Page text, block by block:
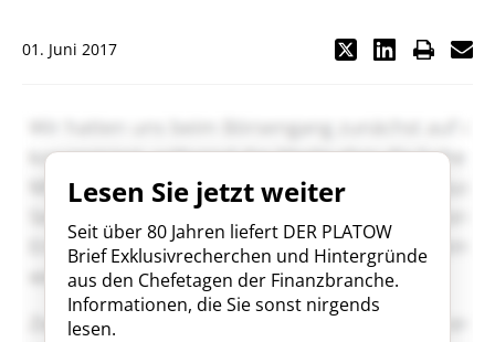
01. Juni 2017
Lesen Sie jetzt weiter
Seit über 80 Jahren liefert DER PLATOW
Brief Exklusivrecherchen und Hintergründe
aus den Chefetagen der Finanzbranche.
Informationen, die Sie sonst nirgends
lesen.